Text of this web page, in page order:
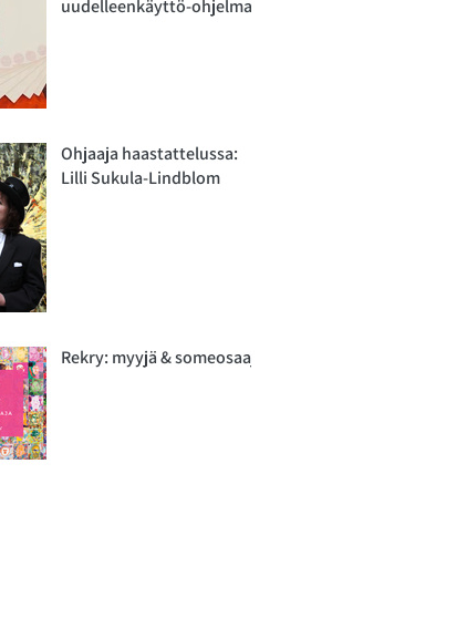
uudelleenkäyttö-ohjelma
Ohjaaja haastattelussa:
Lilli Sukula-Lindblom
Rekry: myyjä & someosaaja